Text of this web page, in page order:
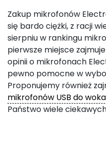
Zakup mikrofonów
się bardo ciężki, z racji
sierpniu w rankingu
pierwsze miejsce zajmuje
opinii o mikrofonach
pewno pomocne w
Proponujemy również
mikrofonów USB do
Państwo wiele